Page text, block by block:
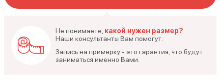
Не понимаете, какой нужен размер?
Наши консультанты Вам помогут.
Запись на примерку - это гарантия, что будут
заниматься именно Вами.